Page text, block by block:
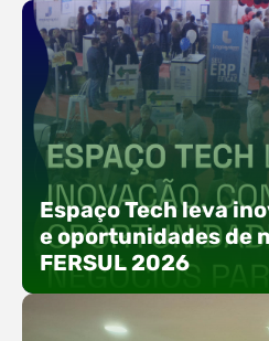
Com o objetivo de
presença digital e a
Alto Vale, o Núcleo de
(NIAVI), Polo ACATE-
2026 do Workshop NIAVI.
em três encontros
de setembro e outubro,…
Espaço Tech leva
e oportunidades de
FERSUL 2026